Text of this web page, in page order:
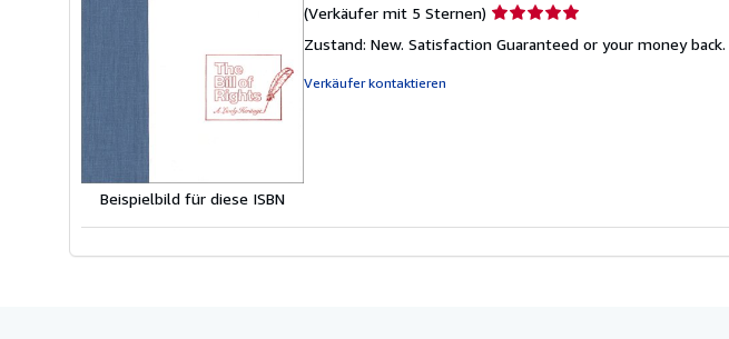
Beispielbild für diese ISBN
(Verkäufer mit 5 Sternen) Verkäuferbewertung
von
Zustand: New. Satisfaction Guaranteed or your money back.
Verkäufer kontaktieren